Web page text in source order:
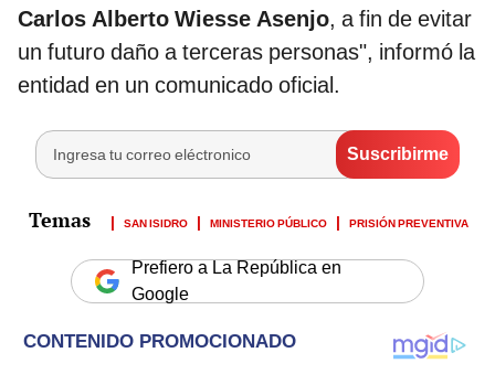
Carlos Alberto Wiesse Asenjo, a fin de evitar
un futuro daño a terceras personas", informó la
entidad en un comunicado oficial.
SAN ISIDRO MINISTERIO PÚBLICO PRISIÓN PREVENTIVA
Prefiero a La República en
Google